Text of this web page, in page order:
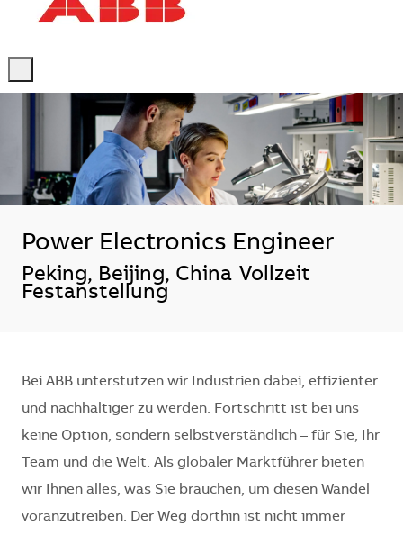
Power Electronics Engineer
Standort
Peking, Beijing, China Vollzeit
Festanstellung
Bei ABB unterstützen wir Industrien dabei, effizienter
und nachhaltiger zu werden. Fortschritt ist bei uns
keine Option, sondern selbstverständlich – für Sie, Ihr
Team und die Welt. Als globaler Marktführer bieten
wir Ihnen alles, was Sie brauchen, um diesen Wandel
voranzutreiben. Der Weg dorthin ist nicht immer